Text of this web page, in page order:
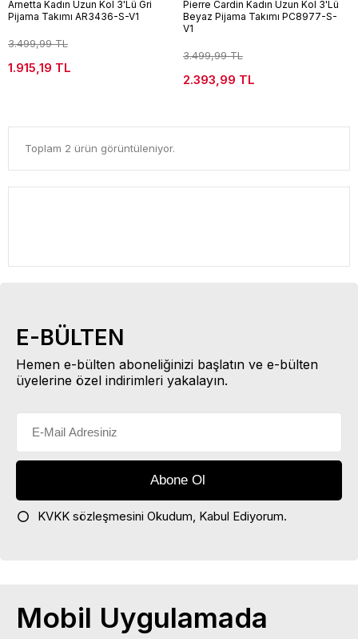
Arnetta Kadın Uzun Kol 3'Lü Gri
Pijama Takımı AR3436-S-V1
3.499,99 TL
1.915,19 TL
Pierre Cardin Kadın Uzun Kol 3'Lü
Beyaz Pijama Takımı PC8977-S-
V1
3.499,99 TL
2.393,99 TL
Toplam 2 ürün görüntüleniyor.
E-BÜLTEN
Hemen e-bülten aboneliğinizi başlatın ve e-bülten
üyelerine özel indirimleri yakalayın.
KVKK sözleşmesini Okudum, Kabul Ediyorum.
Mobil Uygulamada